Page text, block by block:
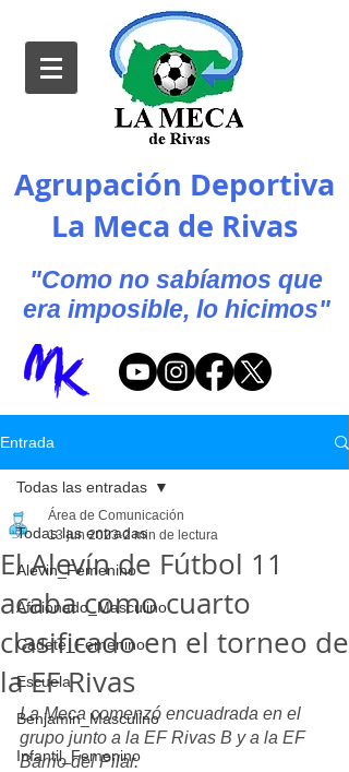
Agrupación Deportiva
La Meca de Rivas
"Como no sabíamos que
era imposible, lo hicimos"
Entrada
Todas las entradas
Alevin_Femenino
Aficionado_Masculino
Cadete_Femenino
Escuela
Benjamin_Masculino
Infantil_Femenino
Todas las entradas
El Alevín de Fútbol 11
acaba como cuarto
clasificado en el torneo de
la EF Rivas
Área de Comunicación
13 jun 2023 2 min de lectura
La Meca comenzó encuadrada en el
grupo junto a la EF Rivas B y a la EF
Barrio del Pilar.